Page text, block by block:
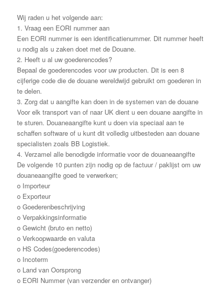
Wij raden u het volgende aan:
1. Vraag een EORI nummer aan
Een EORI nummer is een identificatienummer. Dit nummer heeft
u nodig als u zaken doet met de Douane.
2. Heeft u al uw goederencodes?
Bepaal de goederencodes voor uw producten. Dit is een 8
cijferige code die de douane wereldwijd gebruikt om goederen in
te delen.
3. Zorg dat u aangifte kan doen in de systemen van de douane
Voor elk transport van of naar UK dient u een douane aangifte in
te sturen. Douaneaangifte kunt u doen via speciaal aan te
schaffen software of u kunt dit volledig uitbesteden aan douane
specialisten zoals BB Logistiek.
4. Verzamel alle benodigde informatie voor de douaneaangifte
De volgende 10 punten zijn nodig op de factuur / paklijst om uw
douaneaangifte goed te verwerken;
o Importeur
o Exporteur
o Goederenbeschrijving
o Verpakkingsinformatie
o Gewicht (bruto en netto)
o Verkoopwaarde en valuta
o HS Codes(goederencodes)
o Incoterm
o Land van Oorsprong
o EORI Nummer (van verzender en ontvanger)